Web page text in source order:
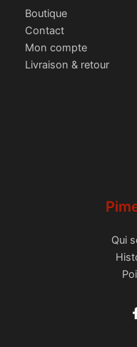
Boutique
Contact
Mon compte
Livraison & retour
Qui